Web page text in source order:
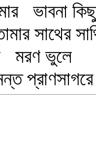
কিছু
সাথি
ভুলে